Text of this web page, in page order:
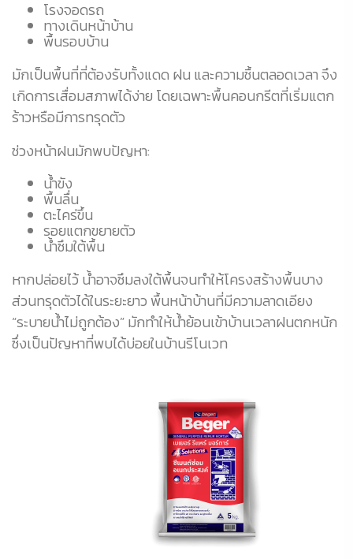
โรงจอดรถ
ทางเดินหน้าบ้าน
พื้นรอบบ้าน
มักเป็นพื้นที่ที่ต้องรับทั้งแดด ฝน และความชื้นตลอดเวลา จึง
เกิดการเสื่อมสภาพได้ง่าย โดยเฉพาะพื้นคอนกรีตที่เริ่มแตก
ร้าวหรือมีการทรุดตัว
ช่วงหน้าฝนมักพบปัญหา:
น้ำขัง
พื้นลื่น
ตะไคร่ขึ้น
รอยแตกขยายตัว
น้ำซึมใต้พื้น
หากปล่อยไว้ น้ำอาจซึมลงใต้พื้นจนทำให้โครงสร้างพื้นบาง
ส่วนทรุดตัวได้ในระยะยาว พื้นหน้าบ้านที่มีความลาดเอียง
“ระบายน้ำไม่ถูกต้อง” มักทำให้น้ำย้อนเข้าบ้านเวลาฝนตกหนัก
ซึ่งเป็นปัญหาที่พบได้บ่อยในบ้านรีโนเวท